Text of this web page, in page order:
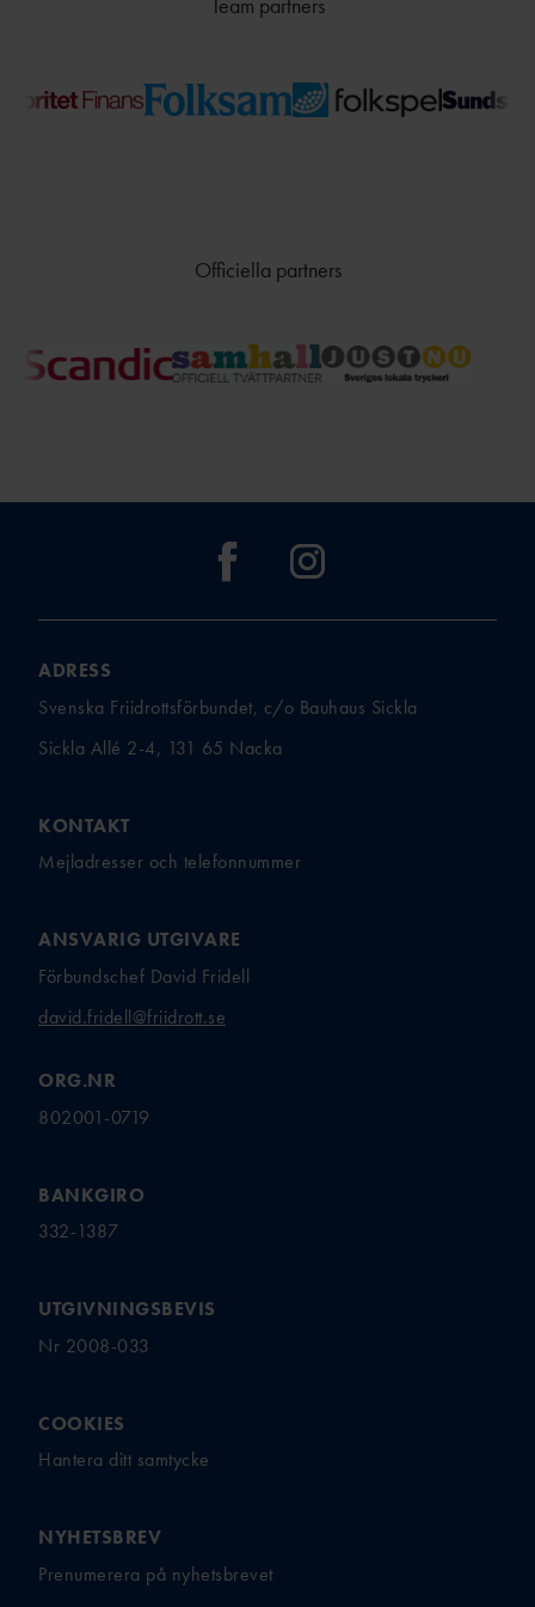
Team partners
Officiella partners
ADRESS
Svenska Friidrottsförbundet, c/o Bauhaus Sickla
Sickla Allé 2-4, 131 65 Nacka
KONTAKT
Mejladresser och telefonnummer
ANSVARIG UTGIVARE
Förbundschef David Fridell
david.fridell@friidrott.se
ORG.NR
802001-0719
BANKGIRO
332-1387
UTGIVNINGSBEVIS
Nr 2008-033
COOKIES
Hantera ditt samtycke
NYHETSBREV
Prenumerera på nyhetsbrevet